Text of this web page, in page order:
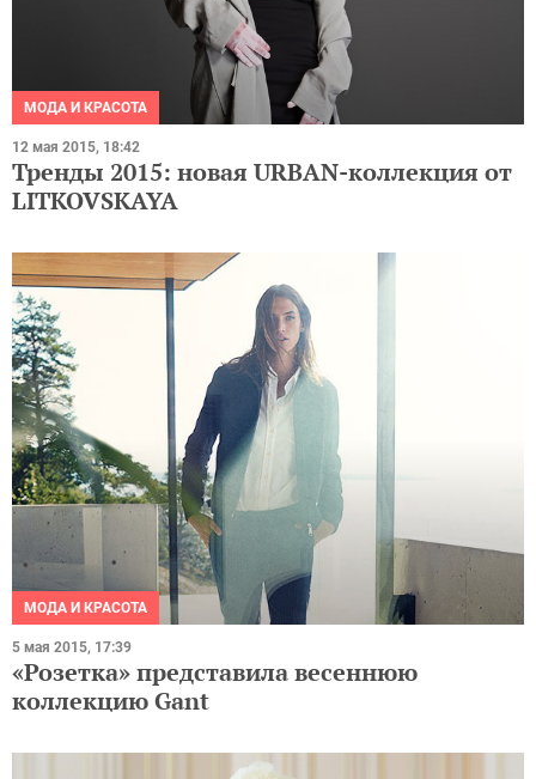
МОДА И КРАСОТА
12 мая 2015, 18:42
Тренды 2015: новая URBAN-коллекция от
LITKOVSKAYA
МОДА И КРАСОТА
5 мая 2015, 17:39
«Розетка» представила весеннюю
коллекцию Gant